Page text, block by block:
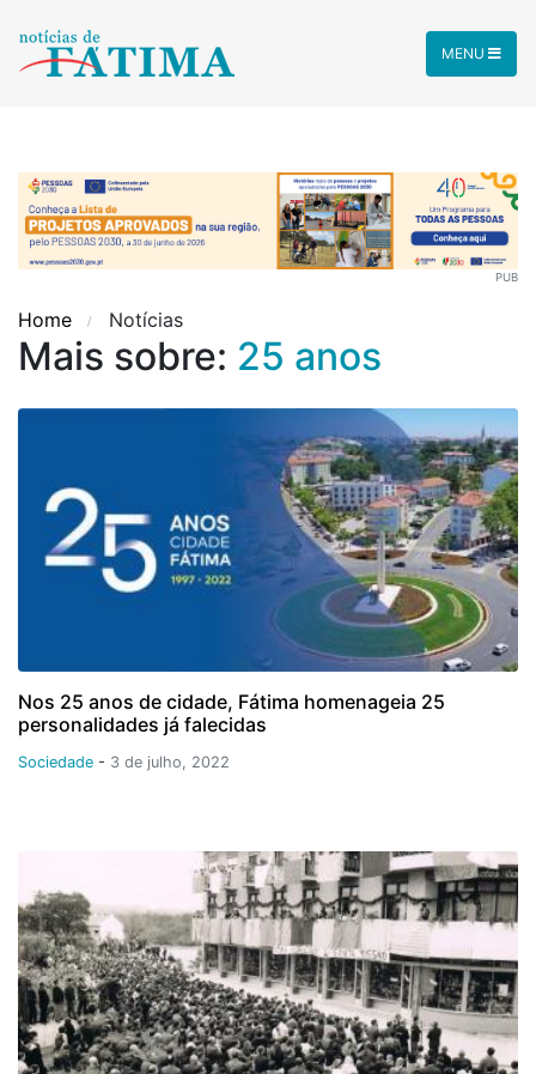
MENU
PUB
Home Notícias
Mais sobre: 25 anos
Nos 25 anos de cidade, Fátima homenageia 25
personalidades já falecidas
Sociedade - 3 de julho, 2022